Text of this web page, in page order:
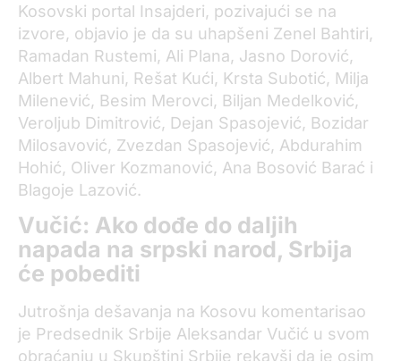
Kosovski portal Insajderi, pozivajući se na
izvore, objavio je da su uhapšeni Zenel Bahtiri,
Ramadan Rustemi, Ali Plana, Jasno Dorović,
Albert Mahuni, Rešat Kući, Krsta Subotić, Milja
Milenević, Besim Merovci, Biljan Medelković,
Veroljub Dimitrović, Dejan Spasojević, Bozidar
Milosavović, Zvezdan Spasojević, Abdurahim
Hohić, Oliver Kozmanović, Ana Bosović Barać i
Blagoje Lazović.
Vučić: Ako dođe do daljih
napada na srpski narod, Srbija
će pobediti
Jutrošnja dešavanja na Kosovu komentarisao
je Predsednik Srbije Aleksandar Vučić u svom
obraćanju u Skupštini Srbije rekavši da je osim